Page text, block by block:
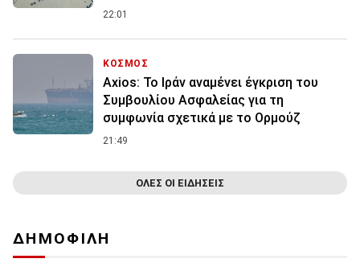
22:01
ΚΟΣΜΟΣ
Axios: Το Ιράν αναμένει έγκριση του
Συμβουλίου Ασφαλείας για τη
συμφωνία σχετικά με το Ορμούζ
21:49
ΟΛΕΣ ΟΙ ΕΙΔΗΣΕΙΣ
ΔΗΜΟΦΙΛΗ